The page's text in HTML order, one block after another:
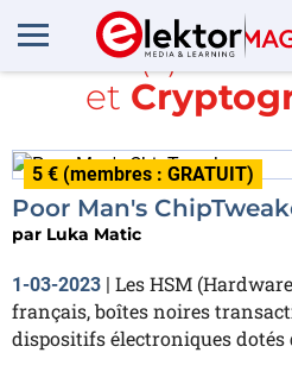
Article(s) avec
et
5 € (membres : GRATUIT)
Poor Man's
par Luka Matic
1-03-2023 | Les HSM
français, boîtes noires
dispositifs électroniques dotés